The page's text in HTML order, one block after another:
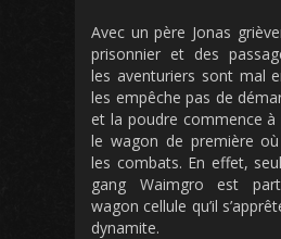
Avec un père Jonas
prisonnier et des
les aventuriers sont mal
les empêche pas de
et la poudre commence
le wagon de première
les combats. En effet,
gang Waimgro est
wagon cellule qu’il
dynamite.